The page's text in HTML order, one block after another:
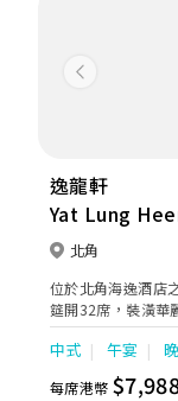
Previous
逸龍軒
Yat Lung
北角
位於北角海逸酒店
筵開32席，裝潢華
進的燈光音響視聽
團隊，用心提供完
求為各賓客締造難
中式 午宴
每席港幣